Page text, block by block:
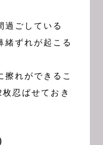
過ごしている
緒ずれが起こる
れができるこ
忍ばせておき